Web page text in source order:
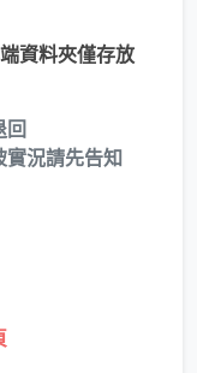
資料夾僅存放
回
況請先告知